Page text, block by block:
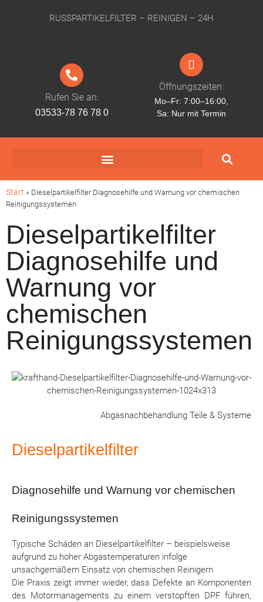
RUSSPARTIKELFILTER – REINIGEN – 24H
Rufen Sie an:
03533-78 76 78 0
Öffnungszeiten:
Mo–Fr: 7:00–16:00,
Sa: Nur mit Termin
Start » Dieselpartikelfilter Diagnosehilfe und Warnung vor chemischen
Reinigungssystemen
Dieselpartikelfilter
Diagnosehilfe und
Warnung vor
chemischen
Reinigungssystemen
Abgasnachbehandlung Teile & Systeme
Dieselpartikelfilter
Diagnosehilfe und Warnung vor chemischen
Reinigungssystemen
Typische Schäden an Dieselpartikelfilter – beispielsweise
aufgrund zu hoher Abgastemperaturen infolge
unsachgemäßem Einsatz von chemischen Reinigern
Die Praxis zeigt immer wieder, dass Defekte an Komponenten
des Motormanagements zu einem verstopften DPF führen,